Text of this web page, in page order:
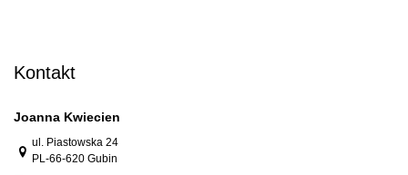
Kontakt
Joanna Kwiecien
Link zur Google-Maps Navigation
ul. Piastowska 24
PL-66-620 Gubin